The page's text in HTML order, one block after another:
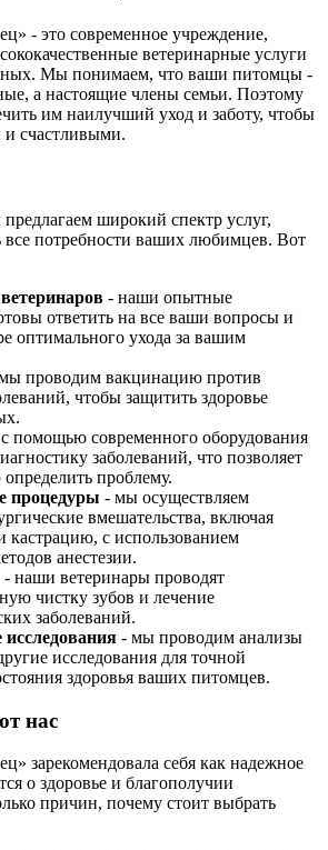
- это современное учреждение,
ветеринарные услуги
Мы понимаем, что ваши питомцы -
а настоящие члены семьи. Поэтому
им наилучший уход и заботу, чтобы
счастливыми.
широкий спектр услуг,
все потребности ваших любимцев. Вот
- наши опытные
ответить на все ваши вопросы и
оптимального ухода за вашим
проводим вакцинацию против
чтобы защитить здоровье
помощью современного оборудования
заболеваний, что позволяет
проблему.
процедуры - мы осуществляем
вмешательства, включая
кастрацию, с использованием
анестезии.
- наши ветеринары проводят
чистку зубов и лечение
заболеваний.
- мы проводим анализы
исследования для точной
здоровья ваших питомцев.
нас
зарекомендовала себя как надежное
о здоровье и благополучии
причин, почему стоит выбрать